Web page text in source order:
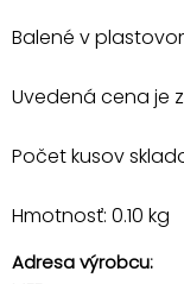
Balené v
Uvedená cena je
Počet kusov
Hmotnosť: 0.10 kg
Adresa výrobcu: